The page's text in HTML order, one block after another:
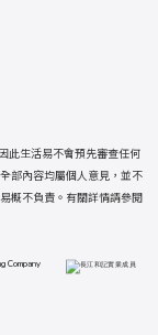
此生活易不會預先審查任何
部內容均屬個人意見，並不
概不負責。有關詳情請參閱